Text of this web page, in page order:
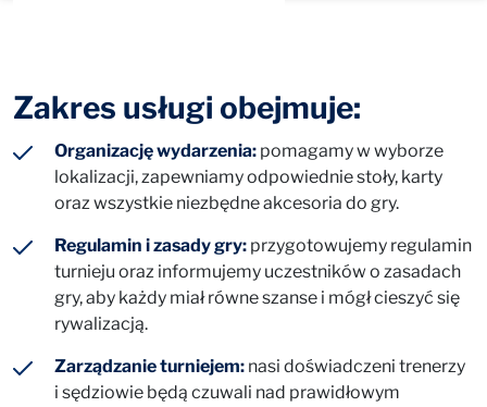
Zakres usługi obejmuje:
Organizację wydarzenia: pomagamy w wyborze
lokalizacji, zapewniamy odpowiednie stoły, karty
oraz wszystkie niezbędne akcesoria do gry.
Regulamin i zasady gry: przygotowujemy regulamin
turnieju oraz informujemy uczestników o zasadach
gry, aby każdy miał równe szanse i mógł cieszyć się
rywalizacją.
Zarządzanie turniejem: nasi doświadczeni trenerzy
i sędziowie będą czuwali nad prawidłowym